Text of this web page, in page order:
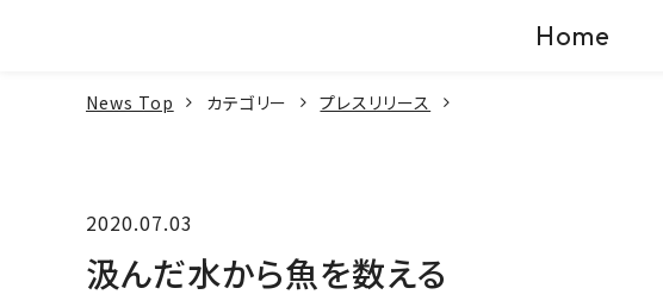
Home
News Top カテゴリー プレスリリース
2020.07.03
汲んだ水から魚を数える